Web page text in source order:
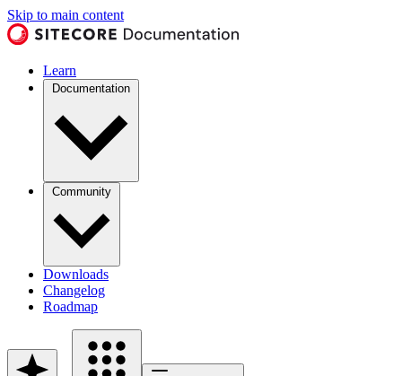
Skip to main content
Learn
Documentation
Community
Downloads
Changelog
Roadmap